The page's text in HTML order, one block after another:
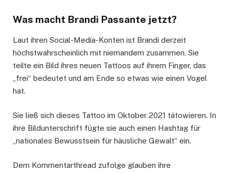
Was macht Brandi Passante jetzt?
Laut ihren Social-Media-Konten ist Brandi derzeit
höchstwahrscheinlich mit niemandem zusammen. Sie
teilte ein Bild ihres neuen Tattoos auf ihrem Finger, das
„frei“ bedeutet und am Ende so etwas wie einen Vogel
hat.
Sie ließ sich dieses Tattoo im Oktober 2021 tätowieren. In
ihre Bildunterschrift fügte sie auch einen Hashtag für
„nationales Bewusstsein für häusliche Gewalt“ ein.
Dem Kommentarthread zufolge glauben ihre